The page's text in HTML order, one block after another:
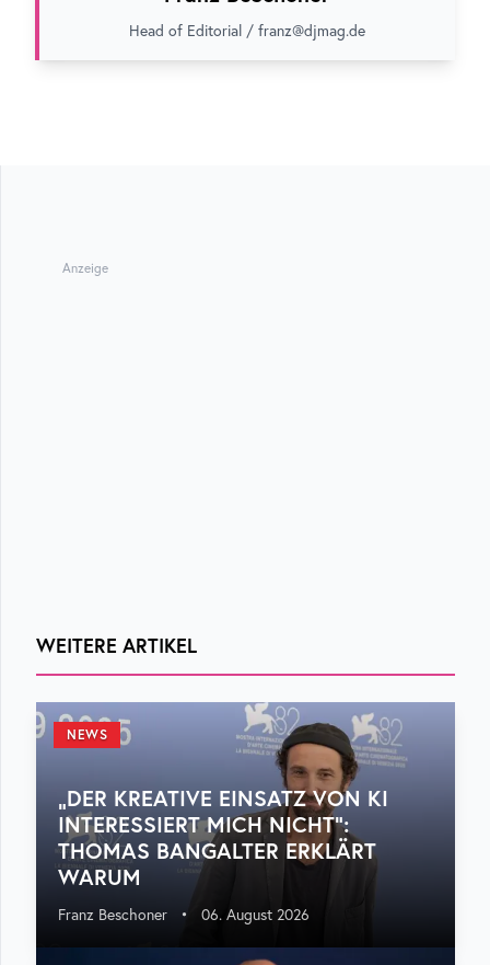
Head of Editorial / franz@djmag.de
Anzeige
WEITERE ARTIKEL
NEWS
„DER KREATIVE EINSATZ VON KI
INTERESSIERT MICH NICHT“:
THOMAS BANGALTER ERKLÄRT
WARUM
Franz Beschoner • 06. August 2026